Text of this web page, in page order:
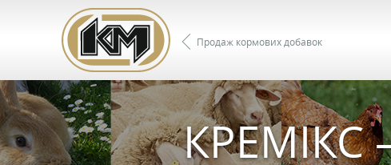
Продаж кормових добавок
КРЕМІКС